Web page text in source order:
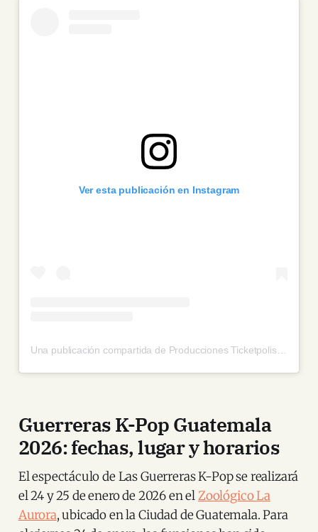
Ver esta publicación en Instagram
Una publicación compartida de Producciones Ticketpolis (@produccionesticketpolis)
Guerreras K-Pop Guatemala
2026: fechas, lugar y horarios
El espectáculo de Las Guerreras K-Pop se realizará
el 24 y 25 de enero de 2026 en elZoológico La
Aurora, ubicado en la Ciudad de Guatemala. Para